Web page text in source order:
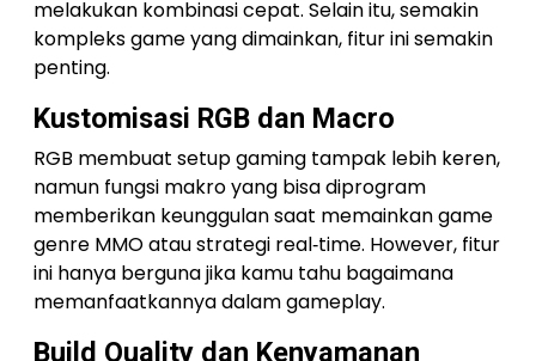
melakukan kombinasi cepat. Selain itu, semakin
kompleks game yang dimainkan, fitur ini semakin
penting.
Kustomisasi RGB dan Macro
RGB membuat setup gaming tampak lebih keren,
namun fungsi makro yang bisa diprogram
memberikan keunggulan saat memainkan game
genre MMO atau strategi real‑time. However, fitur
ini hanya berguna jika kamu tahu bagaimana
memanfaatkannya dalam gameplay.
Build Quality dan Kenyamanan